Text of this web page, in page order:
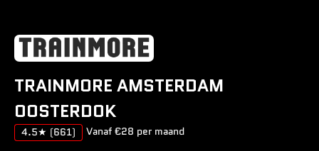
TRAINMORE AMSTERDAM
OOSTERDOK
4.5★ (661)
Vanaf €28 per maand